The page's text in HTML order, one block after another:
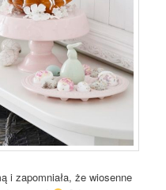
i zapomniała, że wiosenne